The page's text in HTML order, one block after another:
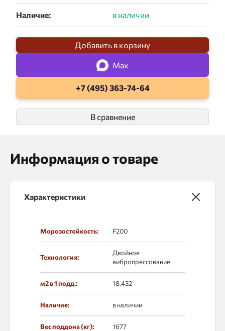
Наличие:
Добавить в корзину
Max
+7 (495) 363-74-64
В сравнение
Информация о товаре
Характеристики
Морозостойкость: F200
Технология:
Двойное
вибропрессование
м2 в 1 подд.: 18.432
Наличие: в наличии
Вес поддона (кг): 1677